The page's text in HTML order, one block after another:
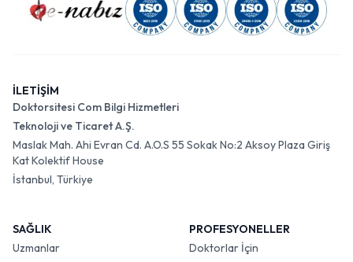
İLETİŞİM
Doktorsitesi Com Bilgi Hizmetleri
Teknoloji ve Ticaret A.Ş.
Maslak Mah. Ahi Evran Cd. A.O.S 55 Sokak No:2 Aksoy Plaza Giriş
Kat Kolektif House
İstanbul, Türkiye
SAĞLIK
Uzmanlar
PROFESYONELLER
Doktorlar İçin